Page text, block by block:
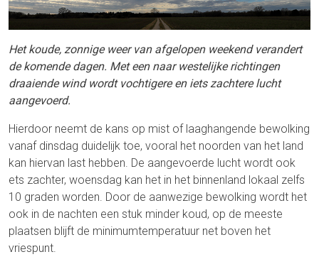
Het koude, zonnige weer van afgelopen weekend verandert
de komende dagen. Met een naar westelijke richtingen
draaiende wind wordt vochtigere en iets zachtere lucht
aangevoerd.
Hierdoor neemt de kans op mist of laaghangende bewolking
vanaf dinsdag duidelijk toe, vooral het noorden van het land
kan hiervan last hebben. De aangevoerde lucht wordt ook
ets zachter, woensdag kan het in het binnenland lokaal zelfs
10 graden worden. Door de aanwezige bewolking wordt het
ook in de nachten een stuk minder koud, op de meeste
plaatsen blijft de minimumtemperatuur net boven het
vriespunt.